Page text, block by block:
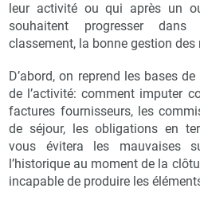
leur activité ou qui après un
souhaitent progresser
classement, la bonne gestion des
D’abord, on reprend les bases
de l’activité: comment imputer
factures fournisseurs, les
de séjour, les obligations en
vous évitera les mauvaises
l’historique au moment de la
incapable de produire les